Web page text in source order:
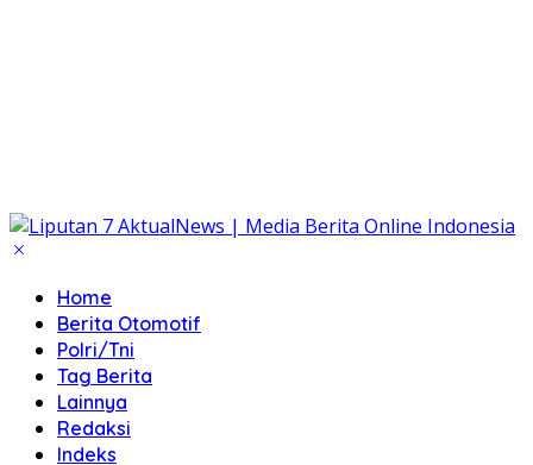
Home
Berita Otomotif
Polri/Tni
Tag Berita
Lainnya
Redaksi
Indeks